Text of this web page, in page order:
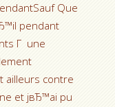
Que
pendant
Г une
ailleurs contre
et jвЂ™ai pu